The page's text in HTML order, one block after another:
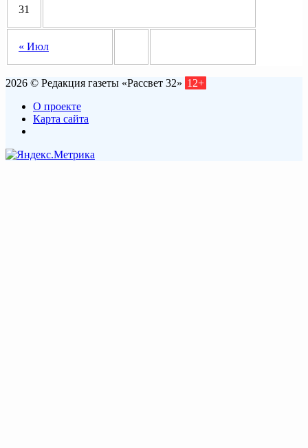
« Июл
31
2026 © Редакция газеты «Рассвет 32» 12+
О проекте
Карта сайта